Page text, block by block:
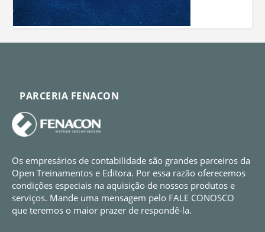
PARCERIA FENACON
Os empresários de contabilidade são grandes parceiros da
Open Treinamentos e Editora. Por essa razão oferecemos
condições especiais na aquisição de nossos produtos e
serviços. Mande uma mensagem pelo FALE CONOSCO
que teremos o maior prazer de respondê-la.